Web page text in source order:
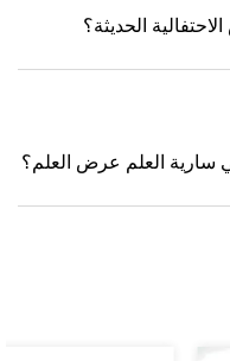
الحديثة؟
العلم عرض العلم؟